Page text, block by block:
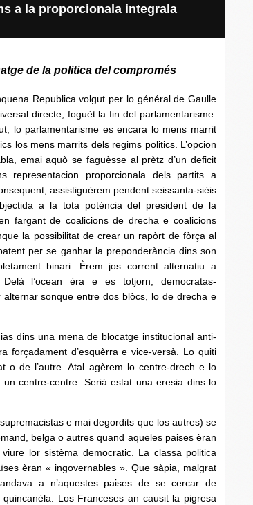
a la proporcionala integrala
de la politica del compromés
Republica volgut per lo général de Gaulle
directe, foguèt la fin del parlamentarisme.
lo parlamentarisme es encara lo mens marrit
los mens marrits dels regims politics. L’opcion
emai aquò se faguèsse al prètz d’un deficit
representacion proporcionala dels partits a
assistiguèrem pendent seissanta-sièis
a la tota poténcia del president de la
fargant de coalicions de drecha e coalicions
la possibilitat de crear un rapòrt de fòrça al
per se ganhar la preponderància dins son
binari. Èrem jos corrent alternatiu a
Delà l’ocean èra e es totjorn, democratas-
sonque entre dos blòcs, lo de drecha e
una mena de blocatge institucional anti-
forçadament d’esquèrra e vice-versà. Lo quiti
o de l’autre. Atal agèrem lo centre-drech e lo
centre-centre. Seriá estat una eresia dins lo
e mai degordits que los autres) se
belga o autres quand aqueles paises èran
lor sistèma democratic. La classa politica
èran « ingovernables ». Que sàpia, malgrat
a n’aquestes paises de se cercar de
Los Franceses an causit la pigresa